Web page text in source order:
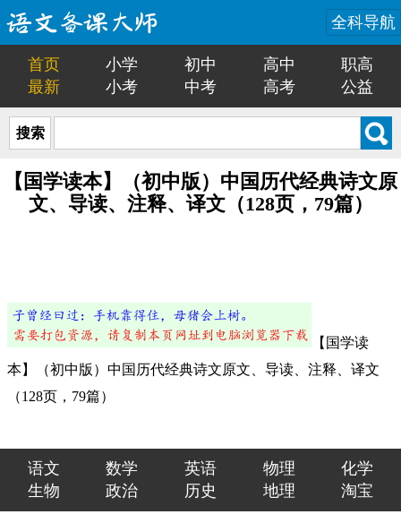
全科导航
首页 小学 初中 高中
职高
最新
小考 中考 高考 公益
搜索
【国学读本】（初中版）中国历代经典诗文原
文、导读、注释、译文（128页，79篇）
【国学读
本】（初中版）中国历代经典诗文原文、导读、注释、译文
（128页，79篇）
语文 数学 英语 物理
化学
生物
政治 历史 地理 淘宝